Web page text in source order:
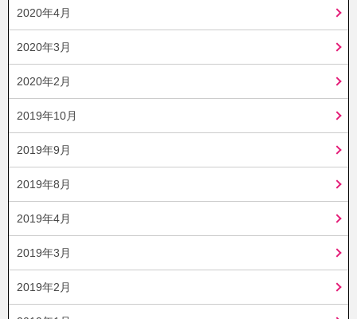
2020年4月
2020年3月
2020年2月
2019年10月
2019年9月
2019年8月
2019年4月
2019年3月
2019年2月